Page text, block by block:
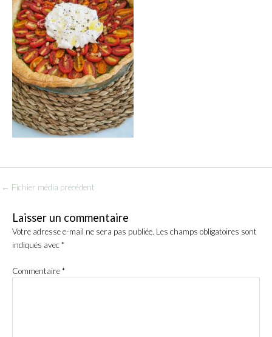
← Fichier média précédent
Laisser un commentaire
Votre adresse e-mail ne sera pas publiée. Les champs obligatoires sont
indiqués avec*
Commentaire*